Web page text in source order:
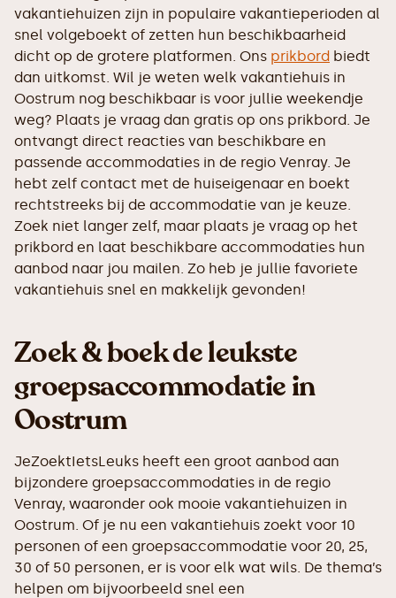
vakantiehuizen zijn in populaire vakantieperioden al
snel volgeboekt of zetten hun beschikbaarheid
dicht op de grotere platformen. Ons prikbord biedt
dan uitkomst. Wil je weten welk vakantiehuis in
Oostrum nog beschikbaar is voor jullie weekendje
weg? Plaats je vraag dan gratis op ons prikbord. Je
ontvangt direct reacties van beschikbare en
passende accommodaties in de regio Venray. Je
hebt zelf contact met de huiseigenaar en boekt
rechtstreeks bij de accommodatie van je keuze.
Zoek niet langer zelf, maar plaats je vraag op het
prikbord en laat beschikbare accommodaties hun
aanbod naar jou mailen. Zo heb je jullie favoriete
vakantiehuis snel en makkelijk gevonden!
Zoek & boek de leukste
groepsaccommodatie in
Oostrum
JeZoektIetsLeuks heeft een groot aanbod aan
bijzondere groepsaccommodaties in de regio
Venray, waaronder ook mooie vakantiehuizen in
Oostrum. Of je nu een vakantiehuis zoekt voor 10
personen of een groepsaccommodatie voor 20, 25,
30 of 50 personen, er is voor elk wat wils. De thema’s
helpen om bijvoorbeeld snel een